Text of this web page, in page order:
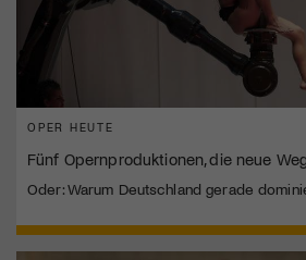
OPER HEUTE
Fünf Opernproduktionen, die neue
Oder: Warum Deutschland gerade